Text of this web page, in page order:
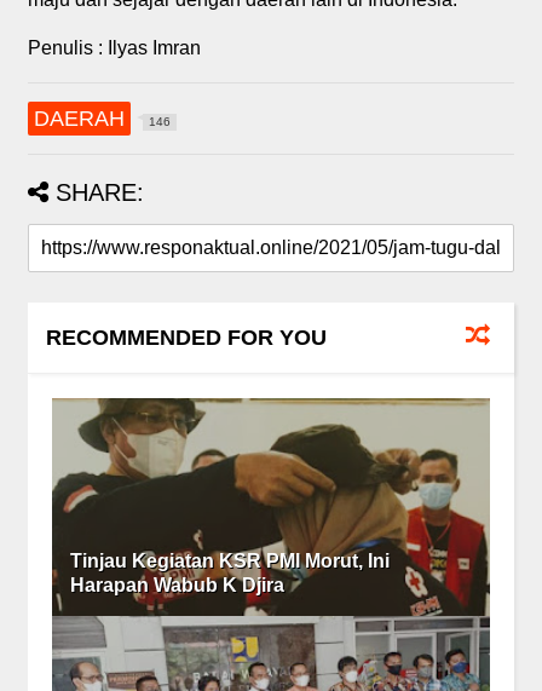
Penulis : Ilyas Imran
DAERAH 146
SHARE:
RECOMMENDED FOR YOU
Tinjau Kegiatan KSR PMI Morut, Ini
Harapan Wabub K Djira